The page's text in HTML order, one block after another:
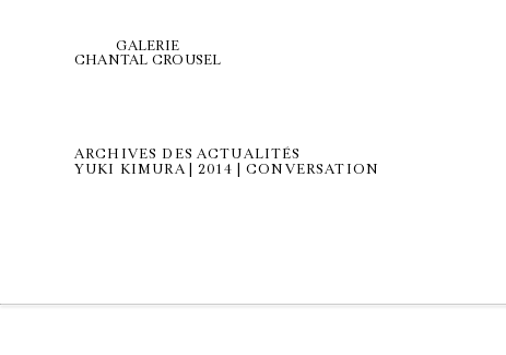
GALERIE
CHANTAL CROUSEL
ARCHIVES DES ACTUALITÉS
YUKI KIMURA | 2014 | CONVERSATION